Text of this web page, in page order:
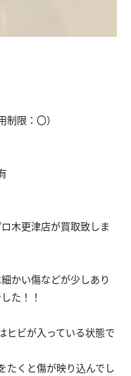
限：〇）
木更津店が買取致しま
かい傷などが少しあり
た！！
ヒビが入っている状態で
たくと傷が映り込んでし